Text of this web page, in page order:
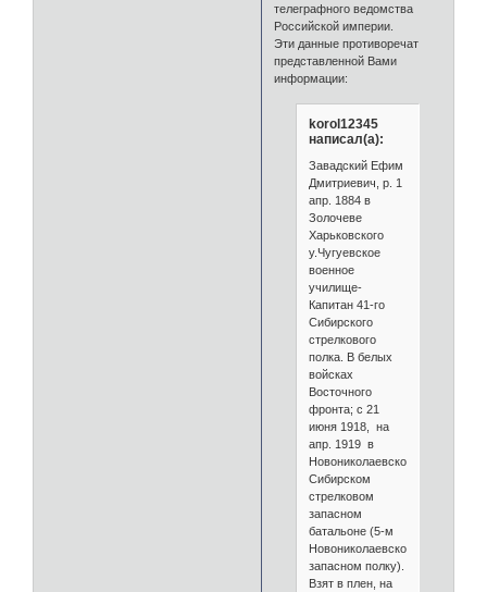
телеграфного ведомства
Российской империи.
Эти данные противоречат
представленной Вами
информации:
korol12345
написал(а):
Завадский Ефим
Дмитриевич, р. 1
апр. 1884 в
Золочеве
Харьковского
у.Чугуевское
военное
училище-
Капитан 41-го
Сибирского
стрелкового
полка. В белых
войсках
Восточного
фронта; с 21
июня 1918, на
апр. 1919 в
Новониколаевском
Сибирском
стрелковом
запасном
батальоне (5-м
Новониколаевском
запасном полку).
Взят в плен, на